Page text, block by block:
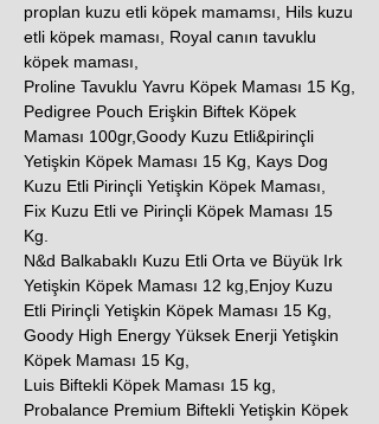
proplan kuzu etli köpek mamamsı, Hils kuzu
etli köpek maması, Royal canın tavuklu
köpek maması,
Proline Tavuklu Yavru Köpek Maması 15 Kg,
Pedigree Pouch Erişkin Biftek Köpek
Maması 100gr,Goody Kuzu Etli&pirinçli
Yetişkin Köpek Maması 15 Kg, Kays Dog
Kuzu Etli Pirinçli Yetişkin Köpek Maması,
Fix Kuzu Etli ve Pirinçli Köpek Maması 15
Kg.
N&d Balkabaklı Kuzu Etli Orta ve Büyük Irk
Yetişkin Köpek Maması 12 kg,Enjoy Kuzu
Etli Pirinçli Yetişkin Köpek Maması 15 Kg,
Goody High Energy Yüksek Enerji Yetişkin
Köpek Maması 15 Kg,
Luis Biftekli Köpek Maması 15 kg,
Probalance Premium Biftekli Yetişkin Köpek